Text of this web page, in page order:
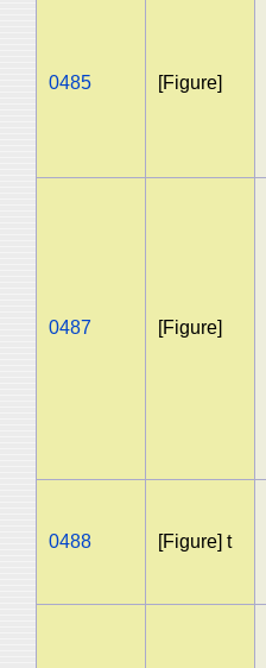
0485 [Figure]
0487 [Figure]
0488 [Figure] t